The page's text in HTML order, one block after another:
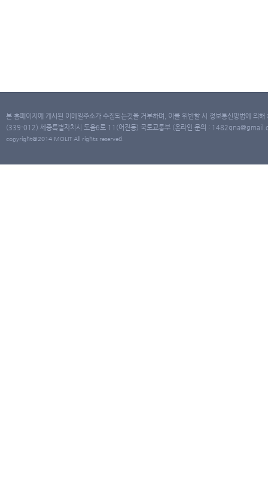
본 홈페이지에 게시된 이메일주소가 수집되는것을 거부하며, 이를 위반할 시 정보통신망법에 의
(339-012) 세종특별자치시 도움6로 11(어진동) 국토교통부 (온라인 문의 :
copyright@2014 MOLIT All rights reserved.